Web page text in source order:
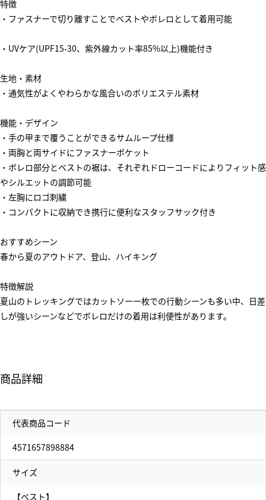
特徴
・ファスナーで切り離すことでベストやボレロとして着用可能
・UVケア(UPF15-30、紫外線カット率85%以上)機能付き
生地・素材
・通気性がよくやわらかな風合いのポリエステル素材
機能・デザイン
・手の甲まで覆うことができるサムループ仕様
・両胸と両サイドにファスナーポケット
・ボレロ部分とベストの裾は、それぞれドローコードによりフィット感
やシルエットの調節可能
・左胸にロゴ刺繍
・コンパクトに収納でき携行に便利なスタッフサック付き
おすすめシーン
春から夏のアウトドア、登山、ハイキング
特徴解説
夏山のトレッキングではカットソー一枚での行動シーンも多い中、日差
しが強いシーンなどでボレロだけの着用は利便性があります。
商品詳細
代表商品コード
4571657898884
サイズ
【ベスト】